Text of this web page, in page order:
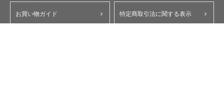
お買い物ガイド 特定商取引法に関する表示